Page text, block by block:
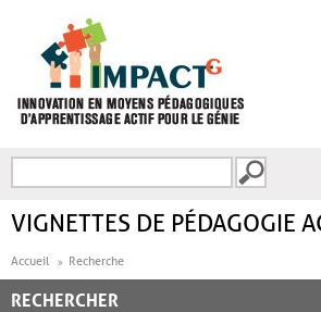
FORMULAIRE DE
VIGNETTES DE PÉDAGOGIE
Accueil Recherche
RECHERCHER